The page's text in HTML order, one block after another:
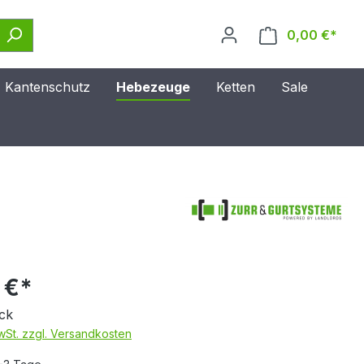
0,00 €*
Kantenschutz Hebezeuge Ketten Sale
€*
zzgl. Versandkosten